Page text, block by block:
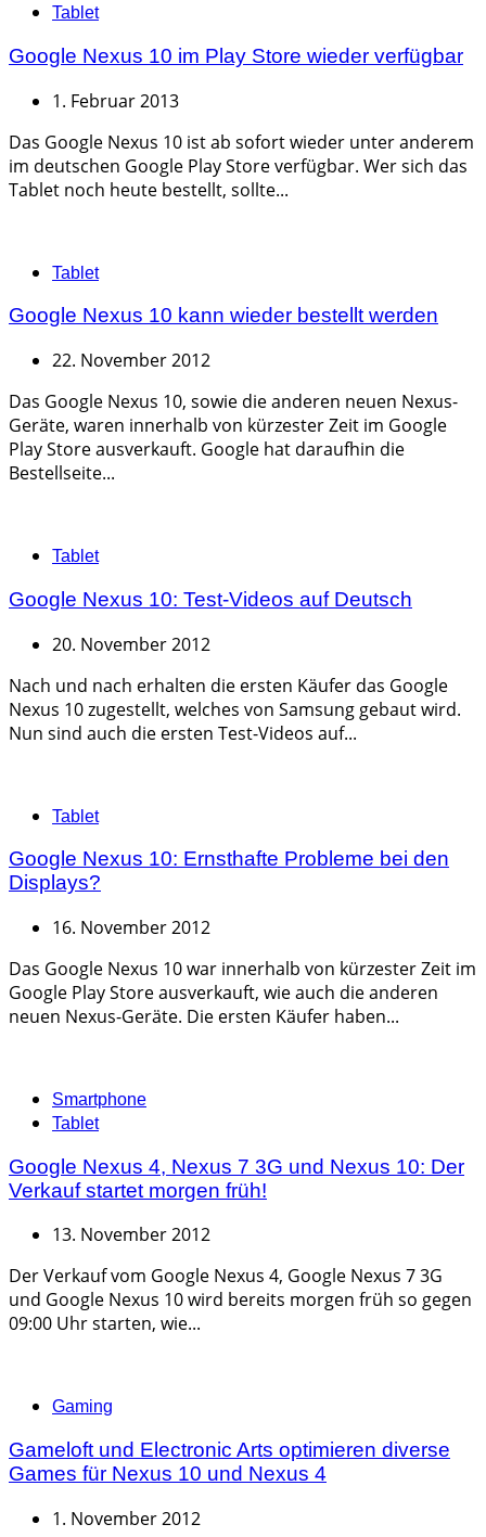
Categories
Tablet
Google Nexus 10 im Play Store wieder verfügbar
1. Februar 2013
Das Google Nexus 10 ist ab sofort wieder unter anderem
im deutschen Google Play Store verfügbar. Wer sich das
Tablet noch heute bestellt, sollte...
Categories
Tablet
Google Nexus 10 kann wieder bestellt werden
22. November 2012
Das Google Nexus 10, sowie die anderen neuen Nexus-
Geräte, waren innerhalb von kürzester Zeit im Google
Play Store ausverkauft. Google hat daraufhin die
Bestellseite...
Categories
Tablet
Google Nexus 10: Test-Videos auf Deutsch
20. November 2012
Nach und nach erhalten die ersten Käufer das Google
Nexus 10 zugestellt, welches von Samsung gebaut wird.
Nun sind auch die ersten Test-Videos auf...
Categories
Tablet
Google Nexus 10: Ernsthafte Probleme bei den
Displays?
16. November 2012
Das Google Nexus 10 war innerhalb von kürzester Zeit im
Google Play Store ausverkauft, wie auch die anderen
neuen Nexus-Geräte. Die ersten Käufer haben...
Categories
Smartphone
Tablet
Google Nexus 4, Nexus 7 3G und Nexus 10: Der
Verkauf startet morgen früh!
13. November 2012
Der Verkauf vom Google Nexus 4, Google Nexus 7 3G
und Google Nexus 10 wird bereits morgen früh so gegen
09:00 Uhr starten, wie...
Categories
Gaming
Gameloft und Electronic Arts optimieren diverse
Games für Nexus 10 und Nexus 4
1. November 2012